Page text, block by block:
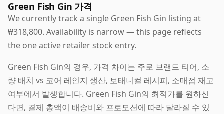
Green Fish Gin 가격
We currently track a single Green Fish Gin listing at
₩318,800. Availability is narrow — this page reflects
the one active retailer stock entry.
Green Fish Gin의 경우, 가격 차이는 주로 브랜드 티어, 소
량 배치 vs 코어 레인지 생산, 보태니컬 레시피, 소매점 재고
여부에서 발생합니다. Green Fish Gin의 최적가를 원하신
다면, 결제 총액이 배송비와 프로모션에 따라 달라질 수 있